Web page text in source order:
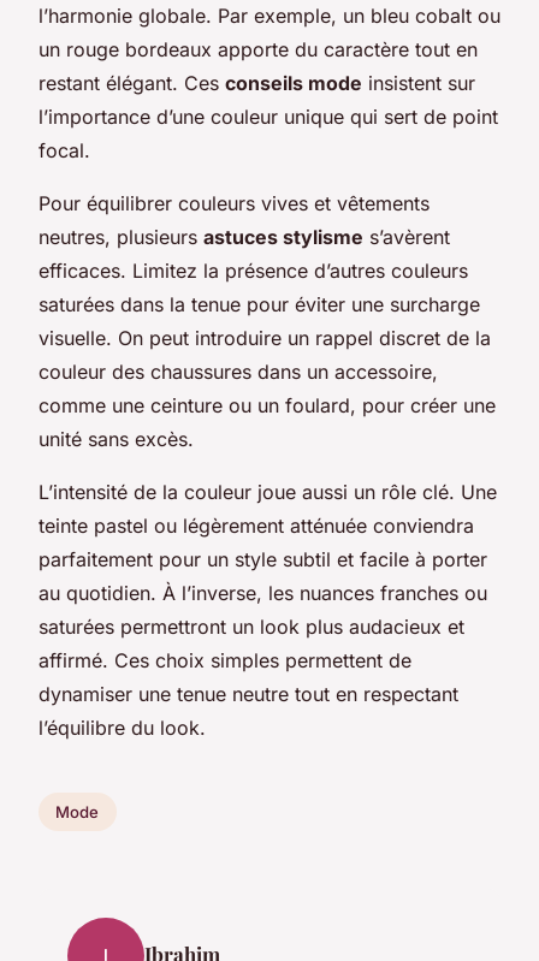
l’harmonie globale. Par exemple, un bleu cobalt ou
un rouge bordeaux apporte du caractère tout en
restant élégant. Ces conseils mode insistent sur
l’importance d’une couleur unique qui sert de point
focal.
Pour équilibrer couleurs vives et vêtements
neutres, plusieurs astuces stylisme s’avèrent
efficaces. Limitez la présence d’autres couleurs
saturées dans la tenue pour éviter une surcharge
visuelle. On peut introduire un rappel discret de la
couleur des chaussures dans un accessoire,
comme une ceinture ou un foulard, pour créer une
unité sans excès.
L’intensité de la couleur joue aussi un rôle clé. Une
teinte pastel ou légèrement atténuée conviendra
parfaitement pour un style subtil et facile à porter
au quotidien. À l’inverse, les nuances franches ou
saturées permettront un look plus audacieux et
affirmé. Ces choix simples permettent de
dynamiser une tenue neutre tout en respectant
l’équilibre du look.
Mode
I Ibrahim